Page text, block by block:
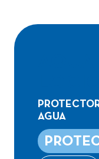
AGUA